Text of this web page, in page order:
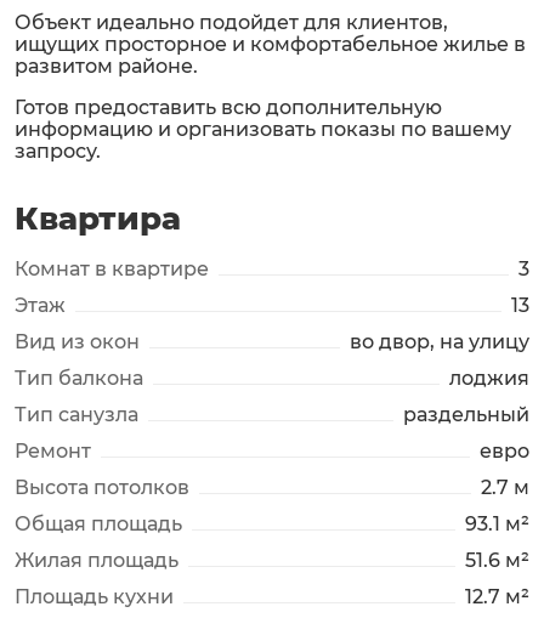
Объект идеально подойдет для клиентов,
ищущих просторное и комфортабельное жилье в
развитом районе.
Готов предоставить всю дополнительную
информацию и организовать показы по вашему
запросу.
Квартира
Комнат в квартире
3
Этаж
13
Вид из окон
во двор, на улицу
Тип балкона
лоджия
Тип санузла
раздельный
Ремонт
евро
Высота потолков
2.7 м
Общая площадь
93.1 м²
Жилая площадь
51.6 м²
Площадь кухни
12.7 м²